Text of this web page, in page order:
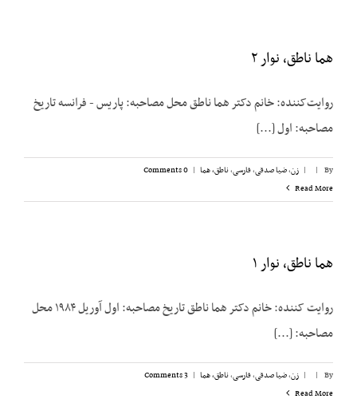
هما ناطق، نوار ۲
روایت‌کننده: خانم دکتر هما ناطق محل مصاحبه: پاریس - فرانسه تاریخ
مصاحبه: اول [...]
By
|
| زن,ضیا صدقی,فارسی,ناطق، هما |
0 Comments
Read More
هما ناطق، نوار ۱
روایت کننده: خانم دکتر هما ناطق تاریخ مصاحبه: اول آوریل ۱۹۸۴ محل
مصاحبه: [...]
By
|
| زن,ضیا صدقی,فارسی,ناطق، هما |
3 Comments
Read More